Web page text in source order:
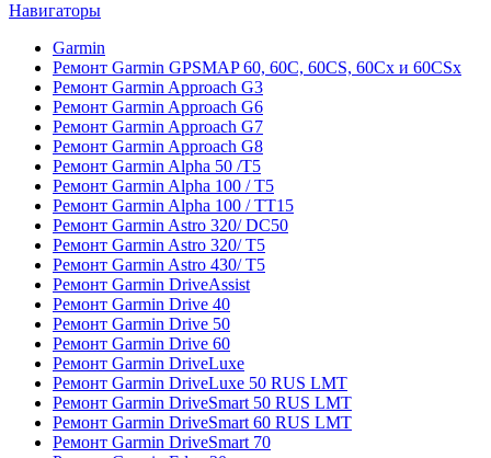
Навигаторы
Garmin
Ремонт Garmin GPSMAP 60, 60C, 60CS, 60Cx и 60CSx
Ремонт Garmin Approach G3
Ремонт Garmin Approach G6
Ремонт Garmin Approach G7
Ремонт Garmin Approach G8
Ремонт Garmin Alpha 50 /T5
Ремонт Garmin Alpha 100 / T5
Ремонт Garmin Alpha 100 / TT15
Ремонт Garmin Astro 320/ DC50
Ремонт Garmin Astro 320/ T5
Ремонт Garmin Astro 430/ T5
Ремонт Garmin DriveAssist
Ремонт Garmin Drive 40
Ремонт Garmin Drive 50
Ремонт Garmin Drive 60
Ремонт Garmin DriveLuxe
Ремонт Garmin DriveLuxe 50 RUS LMT
Ремонт Garmin DriveSmart 50 RUS LMT
Ремонт Garmin DriveSmart 60 RUS LMT
Ремонт Garmin DriveSmart 70